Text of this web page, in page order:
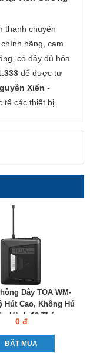
thanh chuyên
hãng, cam
có đầy đủ hóa
để được tư
Xiển -
tế các thiết bị.
Dây TOA WM-
Hút Cao, Không Hú
Hành 12 Tháng
0 đ
ĐẶT MUA